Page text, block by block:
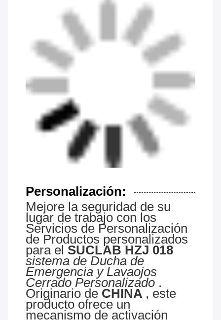
Personalización:
Mejore la seguridad de su
lugar de trabajo con los
Servicios de Personalización
de Productos personalizados
para el SUCLAB HZJ 018
sistema de Ducha de
Emergencia y Lavaojos
Cerrado Personalizado .
Originario de CHINA , este
producto ofrece un
mecanismo de activación